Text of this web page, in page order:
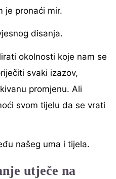
je pronaći mir.
disanja.
okolnosti koje nam se
svaki izazov,
promjenu. Ali
svom tijelu da se vrati
našeg uma i tijela.
utječe na